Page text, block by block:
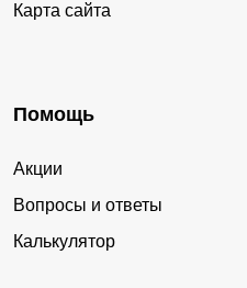
Карта сайта
Помощь
Акции
Вопросы и ответы
Калькулятор